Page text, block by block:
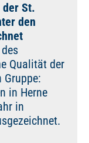
St.
den
Qualität der
Gruppe:
in Herne
in